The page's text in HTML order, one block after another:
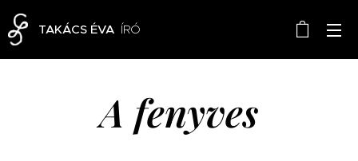
TAKÁCS ÉVA ÍRÓ
A fenyves